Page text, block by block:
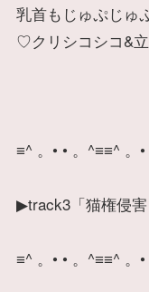
乳首もじゅぷじゅ
♡クリシコシコ&
≡^ 。• • 。^≡≡^ 。
▶track3「猫権侵害
≡^ 。• • 。^≡≡^ 。